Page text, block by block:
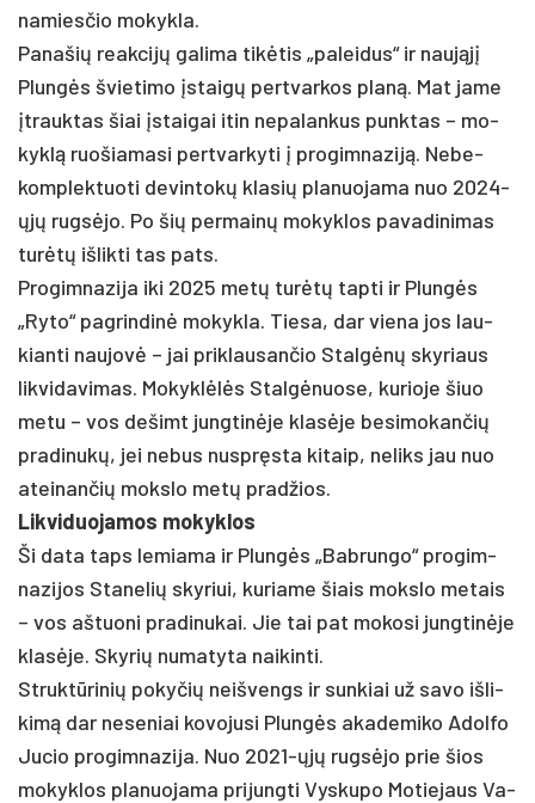
na­mies­čio mo­kyk­la.
Pa­na­šių reak­cijų ga­li­ma tikė­tis „pa­lei­dus“ ir naująjį
Plungės švie­ti­mo įstaigų per­tvar­kos planą. Mat ja­me
įtrauk­tas šiai įstai­gai itin ne­pa­lan­kus punk­tas – mo­
kyklą ruo­šia­ma­si per­tvar­ky­ti į pro­gim­na­ziją. Ne­be­
komp­lek­tuo­ti de­vin­tokų kla­sių pla­nuo­ja­ma nuo 2024-
ųjų rugsė­jo. Po šių per­mainų mo­kyk­los pa­va­di­ni­mas
turėtų iš­lik­ti tas pa­ts.
Pro­gim­na­zi­ja iki 2025 metų turėtų tap­ti ir Plungės
„Ry­to“ pa­grin­dinė mo­kyk­la. Tie­sa, dar vie­na jos lau­
kian­ti nau­jovė – jai pri­klau­san­čio Stalgėnų sky­riaus
lik­vi­da­vi­mas. Mo­kyklėlės Stalgė­nuo­se, ku­rio­je šiuo
me­tu – vos de­šimt jung­tinė­je klasė­je be­si­mo­kan­čių
pra­di­nukų, jei ne­bus nu­spręsta ki­taip, ne­liks jau nuo
atei­nan­čių moks­lo metų pra­džios.
Lik­vi­duo­ja­mos mo­kyk­los
Ši da­ta taps le­mia­ma ir Plungės „Bab­run­go“ pro­gim­
na­zi­jos Sta­ne­lių sky­riui, ku­ria­me šiais moks­lo me­tais
– vos aš­tuo­ni pra­di­nu­kai. Jie tai pat mo­ko­si jung­tinė­je
klasė­je. Sky­rių nu­ma­ty­ta nai­kin­ti.
Struktū­ri­nių po­ky­čių neiš­vengs ir sun­kiai už sa­vo iš­li­
kimą dar ne­se­niai ko­vo­ju­si Plungės aka­de­mi­ko Adol­fo
Ju­cio pro­gim­na­zi­ja. Nuo 2021-ųjų rugsė­jo prie šios
mo­kyk­los pla­nuo­ja­ma pri­jung­ti Vys­ku­po Mo­tie­jaus Va­